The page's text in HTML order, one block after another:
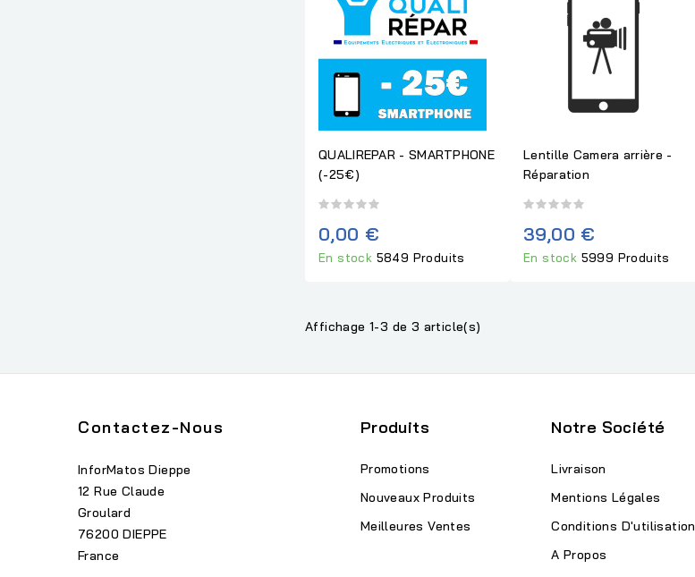
QUALIREPAR - SMARTPHONE
(-25€)
0,00 €
En stock 5849 Produits
Lentille Camera arrière -
Réparation
39,00 €
En stock 5999 Produits
Affichage 1-3 de 3 article(s)
Contactez-Nous
InforMatos Dieppe
12 Rue Claude
Groulard
76200 DIEPPE
France
Produits
Promotions
Nouveaux Produits
Meilleures Ventes
Notre Société
Livraison
Mentions Légales
Conditions D'utilisation
A Propos